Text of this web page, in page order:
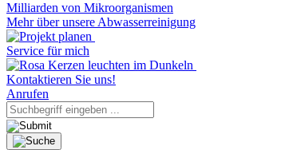
Milliarden von Mikroorganismen
Mehr über unsere Abwasserreinigung
Service für mich
Kontaktieren Sie uns!
Anrufen